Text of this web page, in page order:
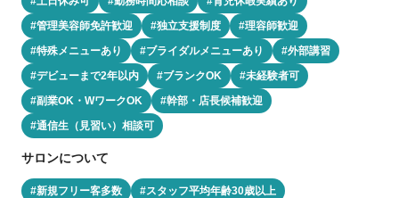
#管理美容師免許歓迎
#独立支援制度
#理容師歓迎
#特殊メニューあり
#ブライダルメニューあり
#外部講習
#デビューまで2年以内
#ブランクOK
#未経験者可
#副業OK・WワークOK
#幹部・店長候補歓迎
#通信生（見習い）相談可
サロンについて
#新規フリー客多数
#スタッフ平均年齢30歳以上